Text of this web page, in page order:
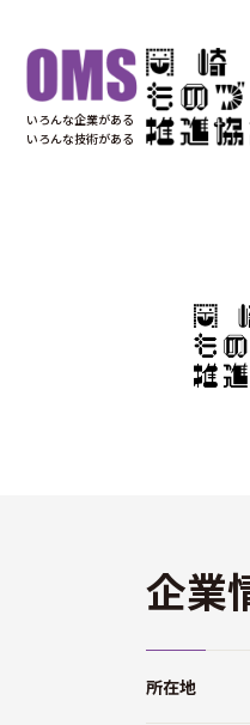
いろんな企業がある
いろんな技術がある
企業
所在地